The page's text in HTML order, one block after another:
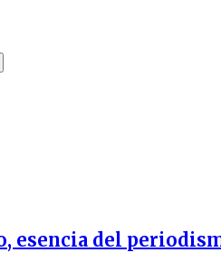
esencia del